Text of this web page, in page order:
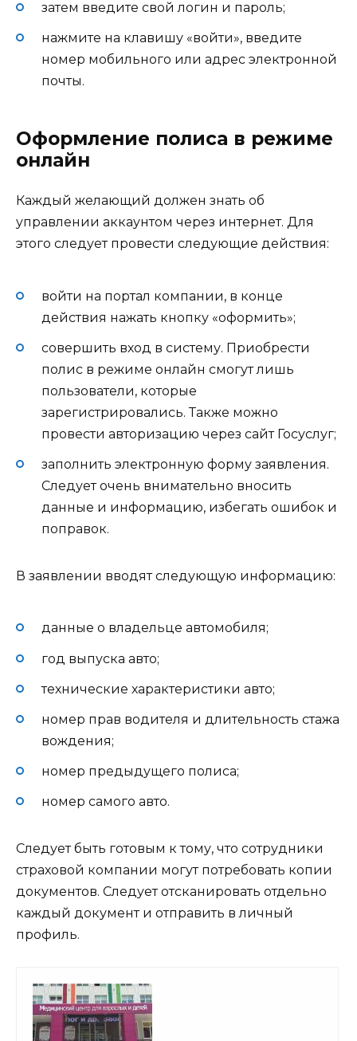
затем введите свой логин и пароль;
нажмите на клавишу «войти», введите
номер мобильного или адрес электронной
почты.
Оформление полиса в режиме
онлайн
Каждый желающий должен знать об
управлении аккаунтом через интернет. Для
этого следует провести следующие действия:
войти на портал компании, в конце
действия нажать кнопку «оформить»;
совершить вход в систему. Приобрести
полис в режиме онлайн смогут лишь
пользователи, которые
зарегистрировались. Также можно
провести авторизацию через сайт Госуслуг;
заполнить электронную форму заявления.
Следует очень внимательно вносить
данные и информацию, избегать ошибок и
поправок.
В заявлении вводят следующую информацию:
данные о владельце автомобиля;
год выпуска авто;
технические характеристики авто;
номер прав водителя и длительность стажа
вождения;
номер предыдущего полиса;
номер самого авто.
Следует быть готовым к тому, что сотрудники
страховой компании могут потребовать копии
документов. Следует отсканировать отдельно
каждый документ и отправить в личный
профиль.